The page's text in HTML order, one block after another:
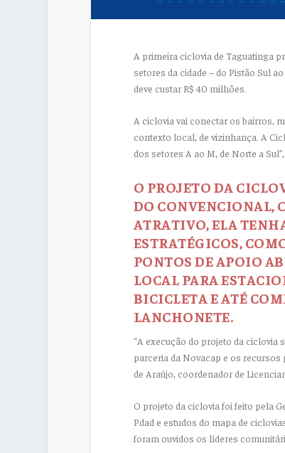
A primeira ciclovia de Taguatinga
setores da cidade – do Pistão Sul
deve custar R$ 40 milhões.
A ciclovia vai conectar os bairros,
contexto local, de vizinhança. A
dos setores A ao M, de Norte a
O PROJETO DA
DO CONVENCIONAL,
ATRATIVO, ELA
ESTRATÉGICOS,
PONTOS DE APOIO
LOCAL PARA
BICICLETA E ATÉ
LANCHONETE.
“A execução do projeto da ciclovia
parceria da Novacap e os recursos
de Araújo, coordenador de
O projeto da ciclovia foi feito pela
Pdad e estudos do mapa de
foram ouvidos os líderes